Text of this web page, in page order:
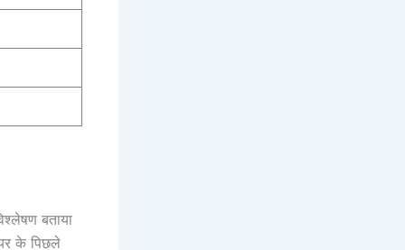
बताया
के पिछले